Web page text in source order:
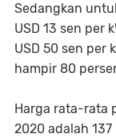
Sedangkan
USD 13 sen per
USD 50 sen per
hampir 80
Harga rata-rata
2020 adalah